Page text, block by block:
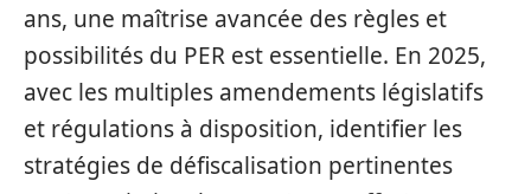
ans, une maîtrise avancée des règles et
possibilités du PER est essentielle. En 2025,
avec les multiples amendements législatifs
et régulations à disposition, identifier les
stratégies de défiscalisation pertinentes